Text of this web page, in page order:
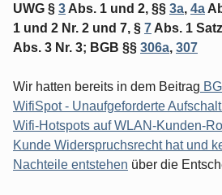
UWG § 3 Abs. 1 und 2, §§ 3a, 4a
1 und 2 Nr. 2 und 7, § 7 Abs. 1
Abs. 3 Nr. 3; BGB §§ 306a, 307
Wir hatten bereits in dem Beitrag
WifiSpot - Unaufgeforderte
Wifi-Hotspots auf WLAN-Kunden-
Kunde Widerspruchsrecht hat und
Nachteile entstehen über die